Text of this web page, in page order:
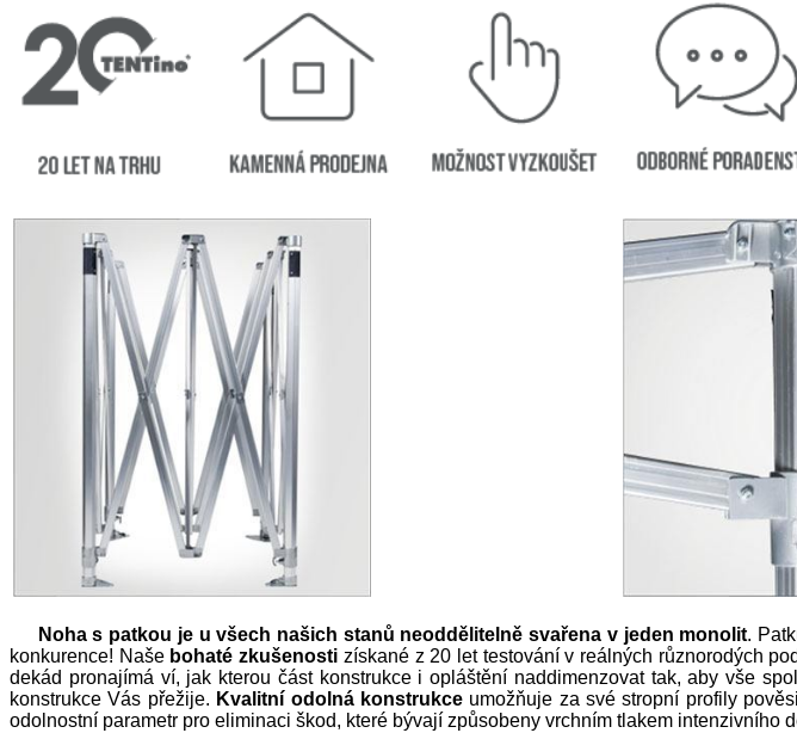
Noha s patkou je u všech našich stanů neoddělitelně svařena v jeden monolit.
konkurence! Naše bohaté zkušenosti získané z 20 let testování v reálných různorodých
dekád pronajímá ví, jak kterou část konstrukce i opláštění naddimenzovat tak, aby vše
konstrukce Vás přežije. Kvalitní odolná konstrukceumožňuje za své stropní profily
odolnostní parametr pro eliminaci škod, které bývají způsobeny vrchním tlakem intenzivního